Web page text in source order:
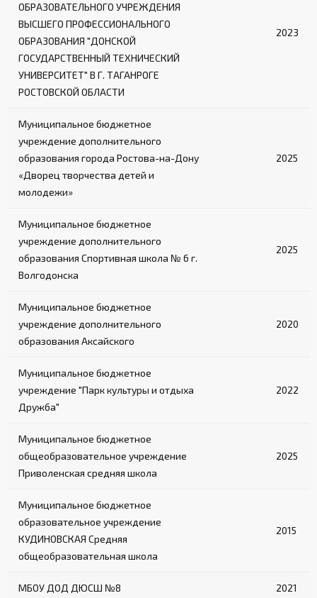
ОБРАЗОВАТЕЛЬНОГО УЧРЕЖДЕНИЯ
ВЫСШЕГО ПРОФЕССИОНАЛЬНОГО
ОБРАЗОВАНИЯ "ДОНСКОЙ
ГОСУДАРСТВЕННЫЙ ТЕХНИЧЕСКИЙ
УНИВЕРСИТЕТ" В Г. ТАГАНРОГЕ
РОСТОВСКОЙ ОБЛАСТИ
2023
Муниципальное бюджетное
учреждение дополнительного
образования города Ростова-на-Дону
«Дворец творчества детей и
молодежи»
2025
Муниципальное бюджетное
учреждение дополнительного
образования Спортивная школа № 6 г.
Волгодонска
2025
Муниципальное бюджетное
учреждение дополнительного
образования Аксайского
2020
Муниципальное бюджетное
учреждение "Парк культуры и отдыха
Дружба"
2022
Муниципальное бюджетное
общеобразовательное учреждение
Приволенская средняя школа
2025
Муниципальное бюджетное
образовательное учреждение
КУДИНОВСКАЯ Средняя
общеобразовательная школа
2015
МБОУ ДОД ДЮСШ №8 2021